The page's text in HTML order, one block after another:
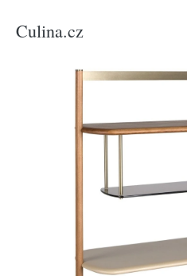
Culina.cz
/Bydlení a doplňky